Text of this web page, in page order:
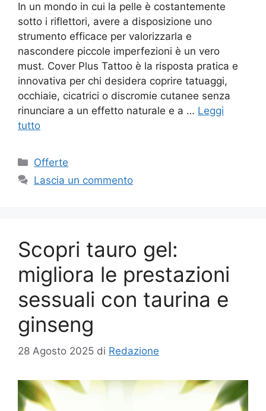
In un mondo in cui la pelle è costantemente
sotto i riflettori, avere a disposizione uno
strumento efficace per valorizzarla e
nascondere piccole imperfezioni è un vero
must. Cover Plus Tattoo è la risposta pratica e
innovativa per chi desidera coprire tatuaggi,
occhiaie, cicatrici o discromie cutanee senza
rinunciare a un effetto naturale e a … Leggi
tutto
Categorie
Offerte
Lascia un commento
Scopri tauro gel:
migliora le prestazioni
sessuali con taurina e
ginseng
28 Agosto 2025 di Redazione